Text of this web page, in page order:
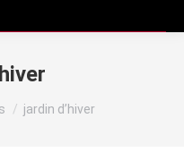
jardin d’hiver